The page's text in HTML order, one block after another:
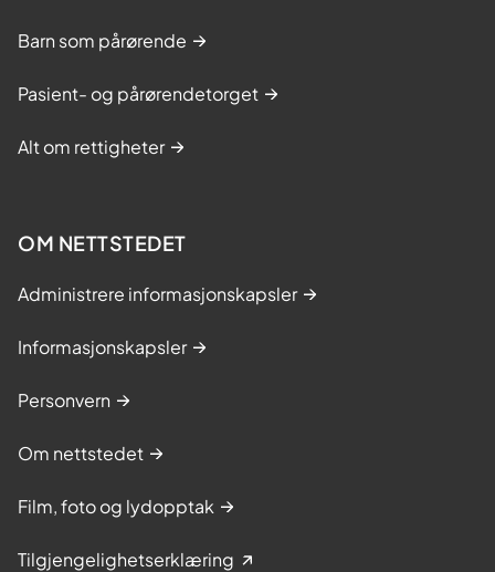
Barn som pårørende
Pasient- og pårørendetorget
Alt om rettigheter
OM NETTSTEDET
Administrere informasjonskapsler
Informasjonskapsler
Personvern
Om nettstedet
Film, foto og lydopptak
Tilgjengelighetserklæring